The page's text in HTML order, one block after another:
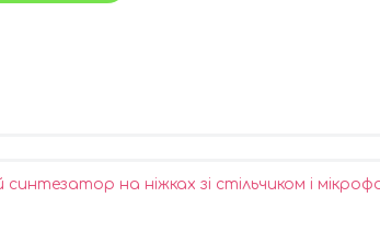
на ніжках зі стільчиком і